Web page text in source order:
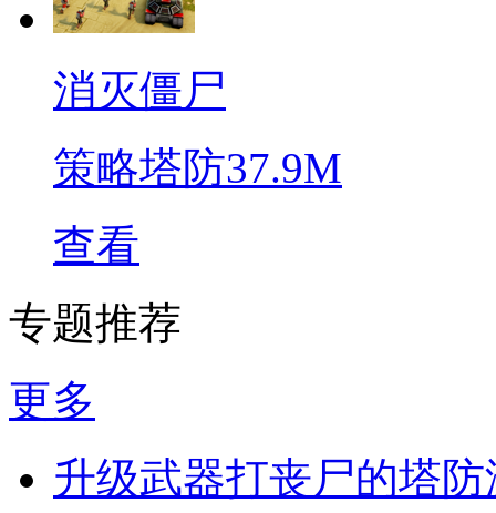
消灭僵尸
策略塔防37.9M
查看
专题推荐
更多
升级武器打丧尸的塔防